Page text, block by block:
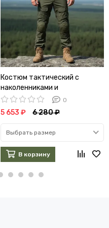
Костюм тактический с
наколенниками и
налокотниками (олива) (А)
0
5 653 ₽ 6 280 ₽
Выбрать размер
В корзину